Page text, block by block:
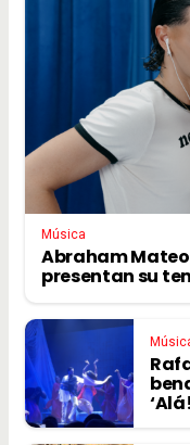
Música
Abraham
presentan su